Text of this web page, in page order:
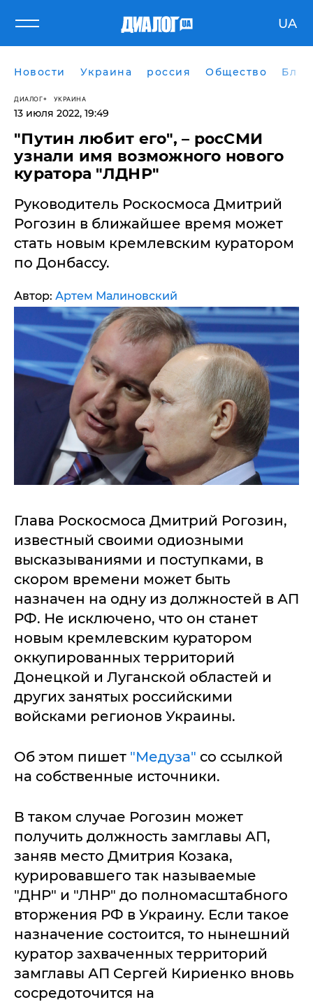
UA
Новости Украина россия Общество
ДИАЛОГ УКРАИНА
13 июля 2022, 19:49
"Путин любит его", – росСМИ
узнали имя возможного нового
куратора "ЛДНР"
Руководитель Роскосмоса Дмитрий
Рогозин в ближайшее время может
стать новым кремлевским куратором
по Донбассу.
Автор: Артем Малиновский
Глава Роскосмоса Дмитрий Рогозин,
известный своими одиозными
высказываниями и поступками, в
скором времени может быть
назначен на одну из должностей в АП
РФ. Не исключено, что он станет
новым кремлевским куратором
оккупированных территорий
Донецкой и Луганской областей и
других занятых российскими
войсками регионов Украины.
Об этом пишет "Медуза" со ссылкой
на собственные источники.
В таком случае Рогозин может
получить должность замглавы АП,
заняв место Дмитрия Козака,
курировавшего так называемые
"ДНР" и "ЛНР" до полномасштабного
вторжения РФ в Украину. Если такое
назначение состоится, то нынешний
куратор захваченных территорий
замглавы АП Сергей Кириенко вновь
сосредоточится на